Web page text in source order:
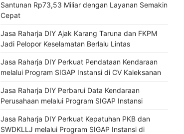
Santunan Rp73,53 Miliar dengan Layanan Semakin
Cepat
Jasa Raharja DIY Ajak Karang Taruna dan FKPM
Jadi Pelopor Keselamatan Berlalu Lintas
Jasa Raharja DIY Perkuat Pendataan Kendaraan
melalui Program SIGAP Instansi di CV Kaleksanan
Jasa Raharja DIY Perbarui Data Kendaraan
Perusahaan melalui Program SIGAP Instansi
Jasa Raharja DIY Perkuat Kepatuhan PKB dan
SWDKLLJ melalui Program SIGAP Instansi di